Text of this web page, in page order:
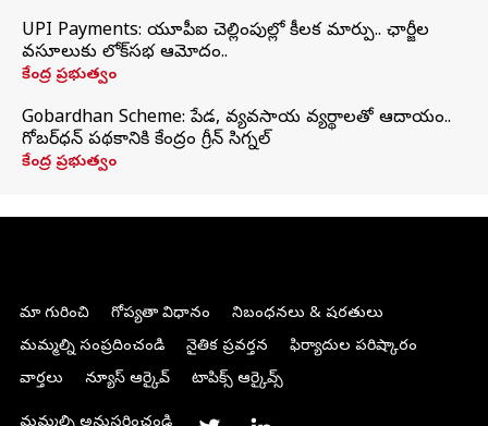
UPI Payments: యూపీఐ చెల్లింపుల్లో కీలక మార్పు.. ఛార్జీల
వసూలుకు లోక్‌సభ ఆమోదం..
కేంద్ర ప్రభుత్వం
Gobardhan Scheme: పేడ, వ్యవసాయ వ్యర్థాలతో ఆదాయం..
గోబర్‌ధన్ పథకానికి కేంద్రం గ్రీన్ సిగ్నల్
కేంద్ర ప్రభుత్వం
మా గురించి గోప్యతా విధానం
నిబంధనలు & షరతులు
మమ్మల్ని సంప్రదించండి
నైతిక ప్రవర్తన
ఫిర్యాదుల పరిష్కారం
వార్తలు
న్యూస్ ఆర్కైవ్ టాపిక్స్ ఆర్కైవ్స్